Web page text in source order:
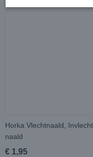
Horka Vlechtnaald, Invlecht
naald
€ 1,95